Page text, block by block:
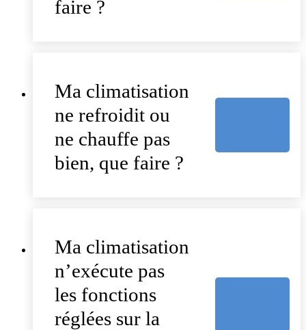
faire ?
Ma climatisation
ne refroidit ou
ne chauffe pas
bien, que faire ?
Ma climatisation
n’exécute pas
les fonctions
réglées sur la